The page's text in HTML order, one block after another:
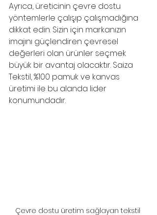
Ayrıca, üreticinin çevre dostu
yöntemlerle çalışıp çalışmadığına
dikkat edin. Sizin için markanızın
imajını güçlendiren çevresel
değerleri olan ürünler seçmek
büyük bir avantaj olacaktır. Saiza
Tekstil, %100 pamuk ve kanvas
üretimi ile bu alanda lider
konumundadır.
Çevre dostu üretim sağlayan tekstil